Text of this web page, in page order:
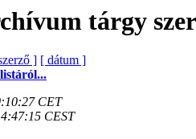
tárgy
] [ dátum ]
CET
CEST